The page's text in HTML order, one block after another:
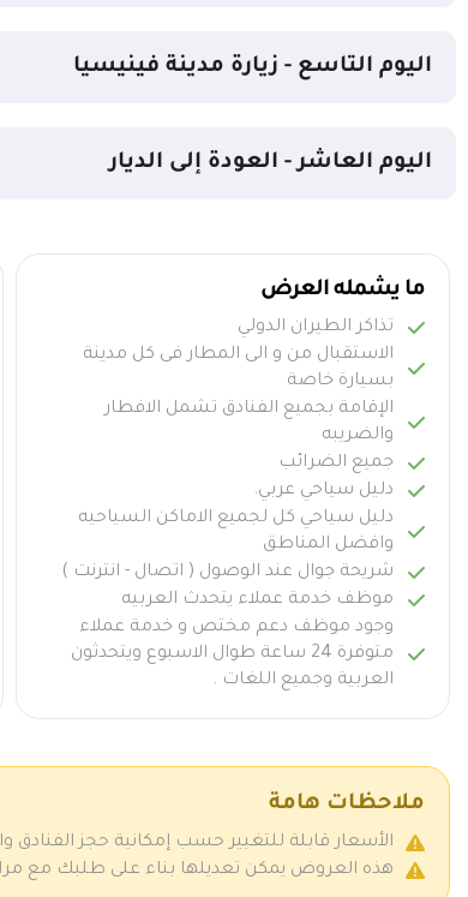
اليوم التاسع - زيارة مدينة فينيسيا
اليوم العاشر - العودة إلى الديار
ما يشمله العرض
تذاكر الطيران الدولي
الاستقبال من و الى المطار فى كل مدينة
بسيارة خاصة
الإقامة بجميع الفنادق تشمل الافطار
والضريبه
جميع الضرائب
دليل سياحي عربي.
دليل سياحي كل لجميع الاماكن السياحيه
وافضل المناطق
شريحة جوال عند الوصول ( اتصال - انترنت )
موظف خدمة عملاء يتحدث العربيه
وجود موظف دعم مختص و خدمة عملاء
متوفرة 24 ساعة طوال الاسبوع ويتحدثون
العربية وجميع اللغات .
ملاحظات هامة
الأسعار قابلة للتغيير حسب إمكانية حجز الفنادق
هذه العروض يمكن تعديلها بناء على طلبك مع